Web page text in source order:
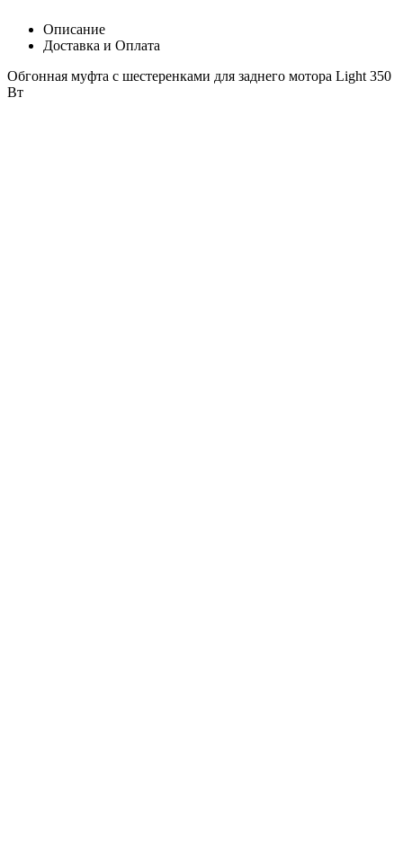
Описание
Доставка и Оплата
Обгонная муфта с шестеренками для заднего мотора Light 350
Вт